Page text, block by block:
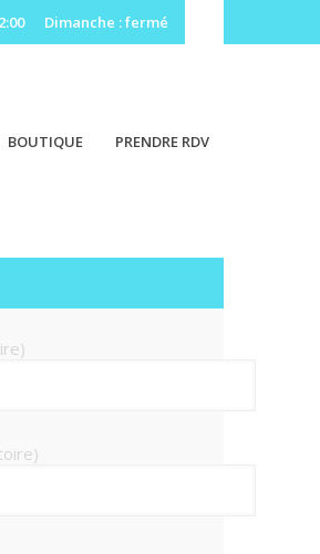
Dimanche : fermé
BOUTIQUE PRENDRE RDV